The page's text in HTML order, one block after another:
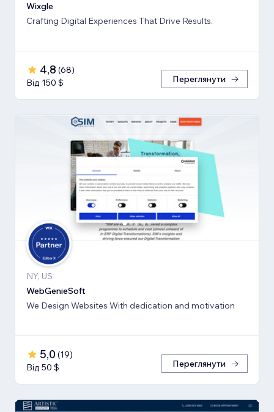
Wixgle
Crafting Digital Experiences That Drive Results.
4,8 (68)
Від 150 $
Переглянути
NY, US
WebGenieSoft
We Design Websites With dedication and motivation
5,0 (19)
Від 50 $
Переглянути